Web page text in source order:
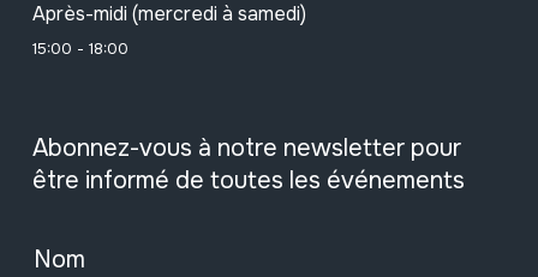
Après-midi (mercredi à samedi)
15:00 - 18:00
Abonnez-vous à notre newsletter pour
être informé de toutes les événements
Nom